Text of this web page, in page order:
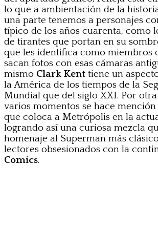
lo que a ambientación de la
una parte tenemos a personajes
típico de los años cuarenta, como
de tirantes que portan en su
que les identifica como miembros
sacan fotos con esas cámaras
mismo Clark Kent tiene un
la América de los tiempos de la
Mundial que del siglo XXI. Por
varios momentos se hace
que coloca a Metrópolis en la
logrando así una curiosa mezcla
homenaje al Superman más
lectores obsesionados con la
Comics.